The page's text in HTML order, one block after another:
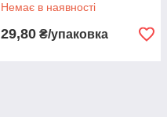
Немає в наявності
29,80 ₴/упаковка